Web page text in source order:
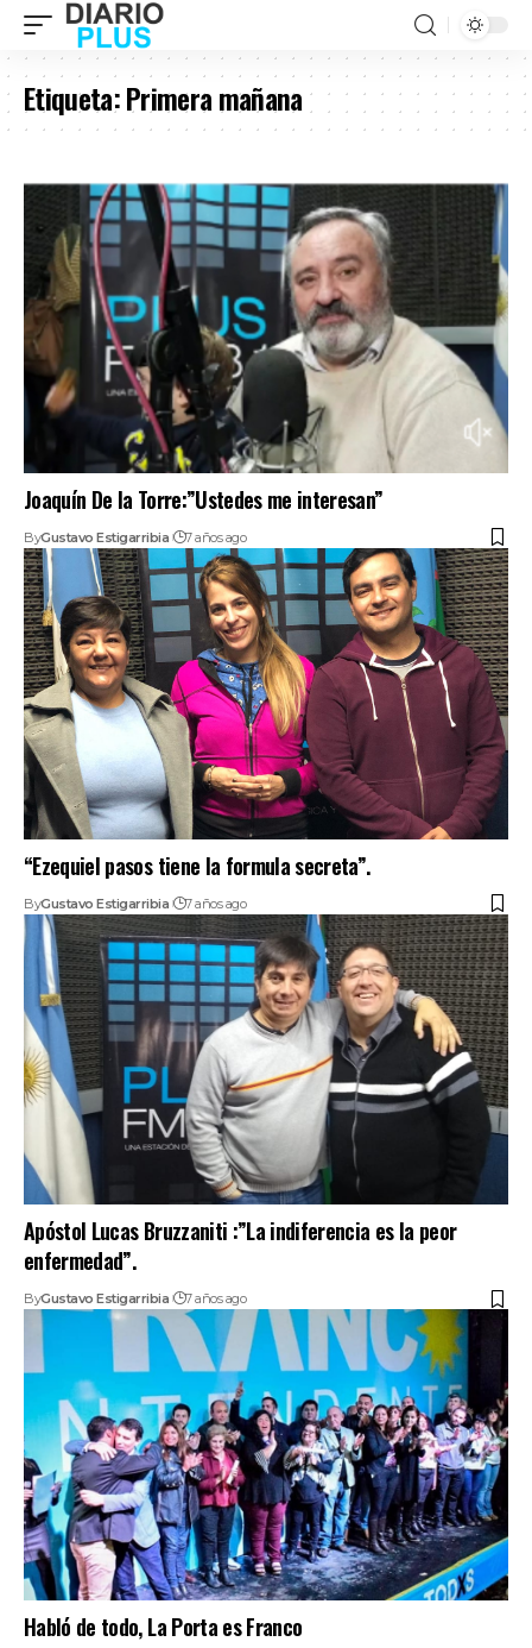
Etiqueta:Primera mañana
Joaquín De la Torre:”Ustedes me interesan”
ByGustavo Estigarribia 7 años ago
“Ezequiel pasos tiene la formula secreta”.
ByGustavo Estigarribia 7 años ago
Apóstol Lucas Bruzzaniti :”La indiferencia es la peor
enfermedad”.
ByGustavo Estigarribia 7 años ago
Habló de todo, La Porta es Franco